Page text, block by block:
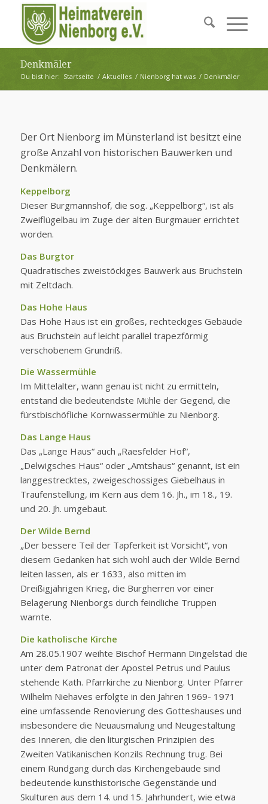
Denkmäler
Du bist hier: Startseite / Aktuelles / Nienborg hat was / Denkmäler
Der Ort Nienborg im Münsterland ist besitzt eine
große Anzahl von historischen Bauwerken und
Denkmälern.
Keppelborg
Dieser Burgmannshof, die sog. „Keppelborg“, ist als
Zweiflügelbau im Zuge der alten Burgmauer errichtet
worden.
Das Burgtor
Quadratisches zweistöckiges Bauwerk aus Bruchstein
mit Zeltdach.
Das Hohe Haus
Das Hohe Haus ist ein großes, rechteckiges Gebäude
aus Bruchstein auf leicht parallel trapezförmig
verschobenem Grundriß.
Die Wassermühle
Im Mittelalter, wann genau ist nicht zu ermitteln,
entstand die bedeutendste Mühle der Gegend, die
fürstbischöfliche Kornwassermühle zu Nienborg.
Das Lange Haus
Das „Lange Haus“ auch „Raesfelder Hof“,
„Delwigsches Haus“ oder „Amtshaus“ genannt, ist ein
langgestrecktes, zweigeschossiges Giebelhaus in
Traufenstellung, im Kern aus dem 16. Jh., im 18., 19.
und 20. Jh. umgebaut.
Der Wilde Bernd
„Der bessere Teil der Tapferkeit ist Vorsicht“, von
diesem Gedanken hat sich wohl auch der Wilde Bernd
leiten lassen, als er 1633, also mitten im
Dreißigjährigen Krieg, die Burgherren vor einer
Belagerung Nienborgs durch feindliche Truppen
warnte.
Die katholische Kirche
Am 28.05.1907 weihte Bischof Hermann Dingelstad die
unter dem Patronat der Apostel Petrus und Paulus
stehende Kath. Pfarrkirche zu Nienborg. Unter Pfarrer
Wilhelm Niehaves erfolgte in den Jahren 1969- 1971
eine umfassende Renovierung des Gotteshauses und
insbesondere die Neuausmalung und Neugestaltung
des Inneren, die den liturgischen Prinzipien des
Zweiten Vatikanischen Konzils Rechnung trug. Bei
einem Rundgang durch das Kirchengebäude sind
bedeutende kunsthistorische Gegenstände und
Skulturen aus dem 14. und 15. Jahrhundert, wie etwa